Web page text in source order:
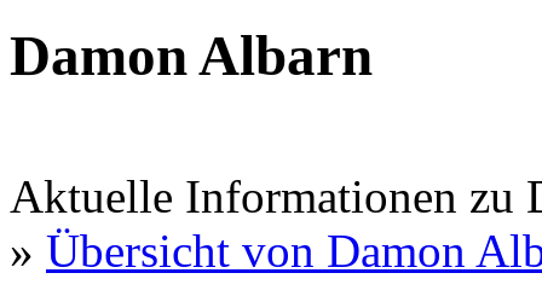
Damon Albarn
Aktuelle Informationen zu
» Übersicht von Damon